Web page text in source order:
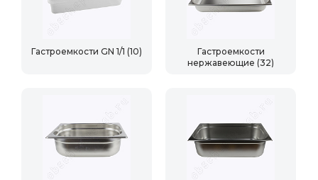
Гастроемкости GN 1/1 (10)
Гастроемкости
нержавеющие (32)